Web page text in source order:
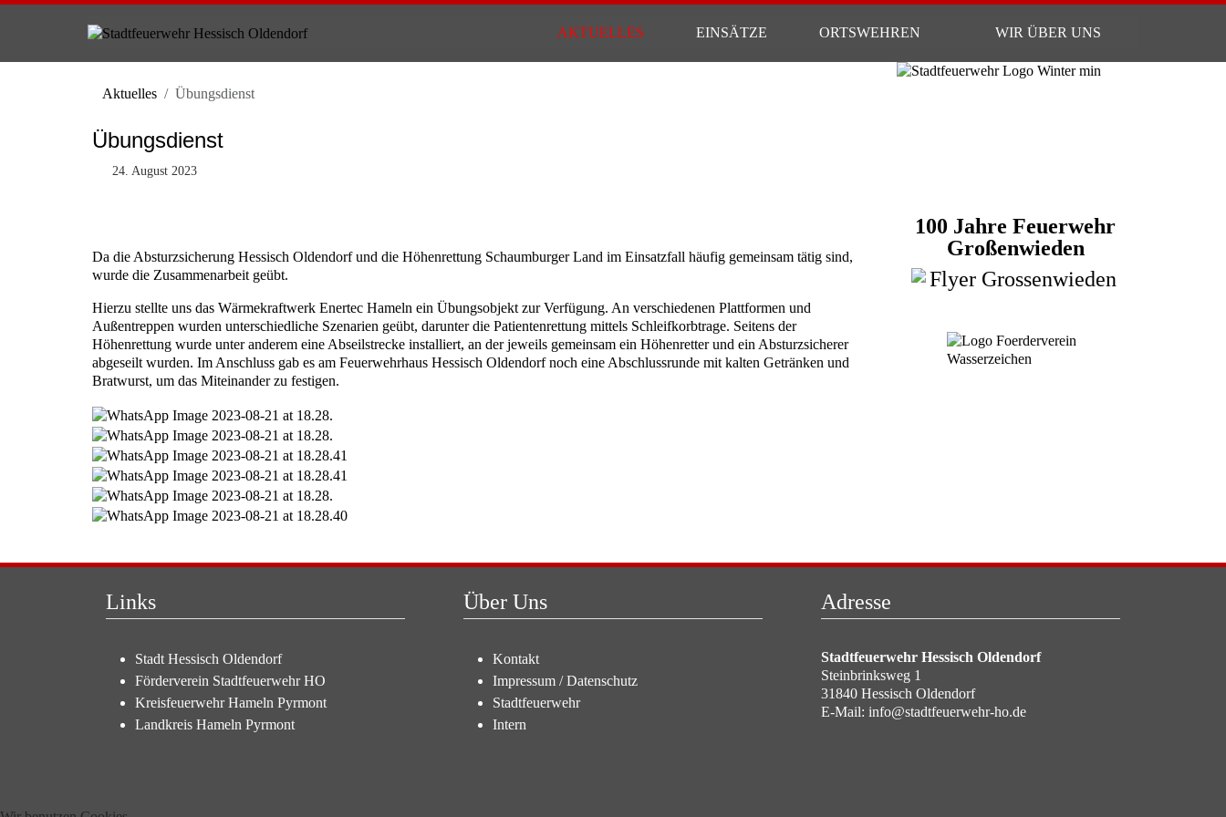
AKTUELLES EINSÄTZE ORTSWEHREN WIR ÜBER UNS
Aktuelles Übungsdienst
Übungsdienst
24. August 2023
Da die Absturzsicherung Hessisch Oldendorf und die Höhenrettung Schaumburger Land im Einsatzfall häufig gemeinsam tätig sind,
wurde die Zusammenarbeit geübt.
Hierzu stellte uns das Wärmekraftwerk Enertec Hameln ein Übungsobjekt zur Verfügung. An verschiedenen Plattformen und
Außentreppen wurden unterschiedliche Szenarien geübt, darunter die Patientenrettung mittels Schleifkorbtrage. Seitens der
Höhenrettung wurde unter anderem eine Abseilstrecke installiert, an der jeweils gemeinsam ein Höhenretter und ein Absturzsicherer
abgeseilt wurden. Im Anschluss gab es am Feuerwehrhaus Hessisch Oldendorf noch eine Abschlussrunde mit kalten Getränken und
Bratwurst, um das Miteinander zu festigen.
100 Jahre Feuerwehr
Großenwieden
Links
Stadt Hessisch Oldendorf
Förderverein Stadtfeuerwehr HO
Kreisfeuerwehr Hameln Pyrmont
Landkreis Hameln Pyrmont
Über Uns
Kontakt
Impressum /Datenschutz
Stadtfeuerwehr
Intern
Adresse
Stadtfeuerwehr Hessisch Oldendorf
Steinbrinksweg 1
31840 Hessisch Oldendorf
E-Mail: info@stadtfeuerwehr-ho.de